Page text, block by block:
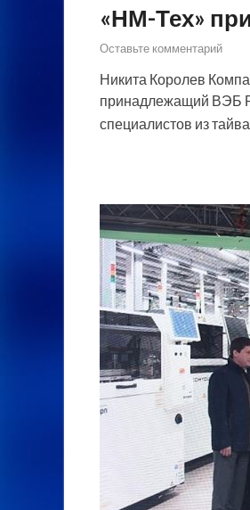
«НМ-Тех»
Оставьте комментарий
Никита Королев
принадлежащий ВЭБ
специалистов из